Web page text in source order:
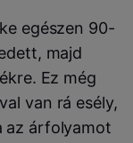
egészen 90-
majd
Ez még
van rá esély,
az árfolyamot